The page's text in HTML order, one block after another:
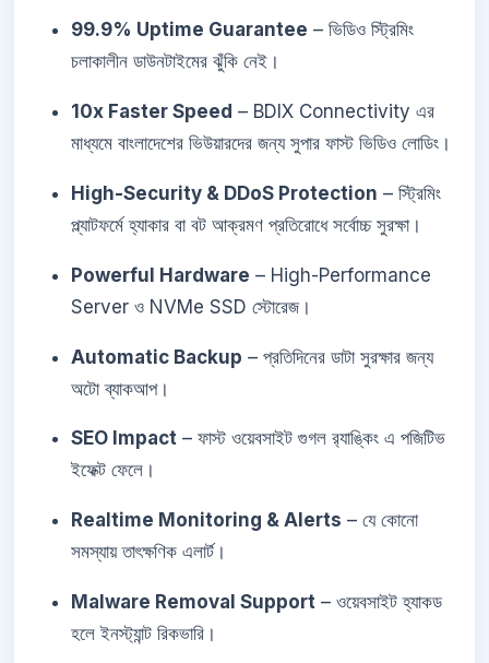
99.9% Uptime Guarantee – ভিডিও স্ট্রিমিং
চলাকালীন ডাউনটাইমের ঝুঁকি নেই।
10x Faster Speed – BDIX Connectivity এর
মাধ্যমে বাংলাদেশের ভিউয়ারদের জন্য সুপার ফাস্ট ভিডিও লোডিং।
High-Security & DDoS Protection – স্ট্রিমিং
প্ল্যাটফর্মে হ্যাকার বা বট আক্রমণ প্রতিরোধে সর্বোচ্চ সুরক্ষা।
Powerful Hardware – High-Performance
Server ও NVMe SSD স্টোরেজ।
Automatic Backup – প্রতিদিনের ডাটা সুরক্ষার জন্য
অটো ব্যাকআপ।
SEO Impact – ফাস্ট ওয়েবসাইট গুগল র‍্যাঙ্কিং এ পজিটিভ
ইফেক্ট ফেলে।
Realtime Monitoring & Alerts – যে কোনো
সমস্যায় তাৎক্ষণিক এলার্ট।
Malware Removal Support – ওয়েবসাইট হ্যাকড
হলে ইনস্ট্যান্ট রিকভারি।